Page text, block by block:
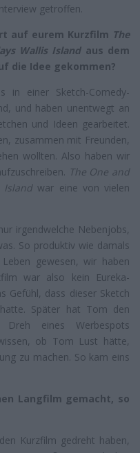
getroffen.
auf eurem Kurzfilm The
Wallis Islandaus dem
die Idee gekommen?
in einer Sketch-Comedy-
und haben unentwegt an
und Ideen gearbeitet.
zusammen mit Freunden,
wollten. Also haben wir
The One and
Island war eine von vielen
irgendwelche Nebenjobs,
So produktiv wie damals
gewesen, wir haben
war also kein Eureka-
Gefühl, dass dieser Sketch
Später hat Tom den
eines Werbespots
ob Tom Lust hätte,
zu machen. So kam eins
Langfilm gemacht, so
Kurzfilm gedreht haben,